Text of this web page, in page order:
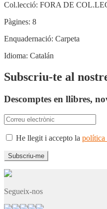
Col.lecció: FORA DE
Pàgines: 8
Enquadernació: Carpeta
Idioma: Catalán
Subscriu-te al
Descomptes en llibres,
He llegit i accepto la política
Segueix-nos